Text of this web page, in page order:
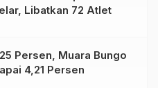
Libatkan 72 Atlet
Persen, Muara Bungo
4,21 Persen